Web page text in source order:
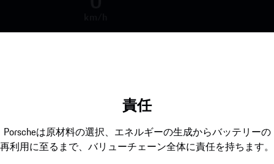
責任
Porscheは原材料の選択、エネルギーの生成からバッテリーの
再利用に至るまで、バリューチェーン全体に責任を持ちます。